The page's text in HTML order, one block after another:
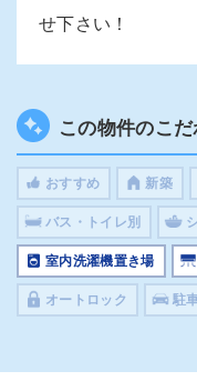
せ下さい！
この物件のこだ
おすすめ 新築
バス・トイレ別
室内洗濯機置き場
オートロック 駐